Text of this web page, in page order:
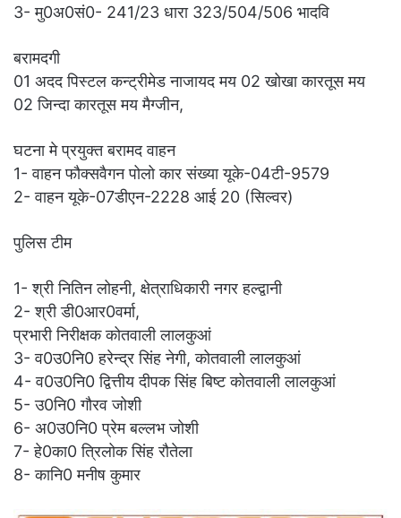
3- मु0अ0सं0- 241/23 धारा 323/504/506 भादवि
बरामदगी
01 अदद पिस्टल कन्ट्रीमेड नाजायद मय 02 खोखा कारतूस मय
02 जिन्दा कारतूस मय मैग्जीन,
घटना मे प्रयुक्त बरामद वाहन
1- वाहन फौक्सवैगन पोलो कार संख्या यूके-04टी-9579
2- वाहन यूके-07डीएन-2228 आई 20 (सिल्वर)
पुलिस टीम
1- श्री नितिन लोहनी, क्षेत्राधिकारी नगर हल्द्वानी
2- श्री डी0आर0वर्मा,
प्रभारी निरीक्षक कोतवाली लालकुआं
3- व0उ0नि0 हरेन्द्र सिंह नेगी, कोतवाली लालकुआं
4- व0उ0नि0 द्वित्तीय दीपक सिंह बिष्ट कोतवाली लालकुआं
5- उ0नि0 गौरव जोशी
6- अ0उ0नि0 प्रेम बल्लभ जोशी
7- हे0का0 त्रिलोक सिंह रौतेला
8- कानि0 मनीष कुमार